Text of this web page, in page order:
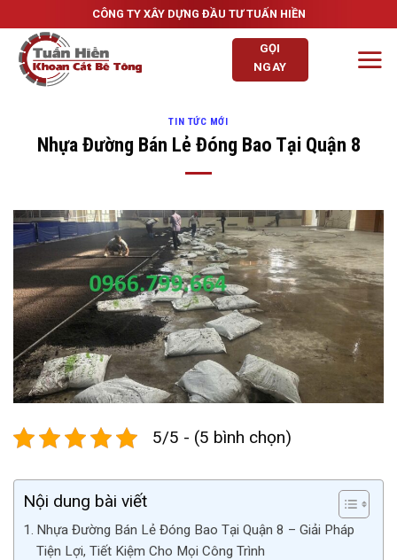
to
content
CÔNG TY XÂY DỰNG ĐẦU TƯ TUẤN HIỀN
GỌI
NGAY
TIN TỨC MỚI
Nhựa Đường Bán Lẻ Đóng Bao Tại Quận 8
5/5 - (5 bình chọn)
Nội dung bài viết
Nhựa Đường Bán Lẻ Đóng Bao Tại Quận 8 – Giải Pháp
Tiện Lợi, Tiết Kiệm Cho Mọi Công Trình